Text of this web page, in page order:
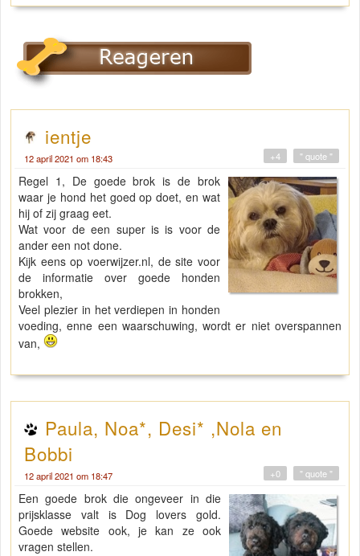
ientje
12 april 2021 om 18:43 " quote "
+4
Regel 1, De goede brok is de brok
waar je hond het goed op doet, en wat
hij of zij graag eet.
Wat voor de een super is is voor de
ander een not done.
Kijk eens op voerwijzer.nl, de site voor
de informatie over goede honden
brokken,
Veel plezier in het verdiepen in honden
voeding, enne een waarschuwing, wordt er niet overspannen
van,
Paula, Noa*, Desi* ,Nola en
Bobbi
12 april 2021 om 18:47 " quote "
+0
Een goede brok die ongeveer in die
prijsklasse valt is Dog lovers gold.
Goede website ook, je kan ze ook
vragen stellen.